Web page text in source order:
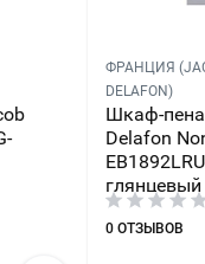
ФРАНЦИЯ
DELAFON)
Шкаф-
Delafon
0 ОТЗЫВОВ